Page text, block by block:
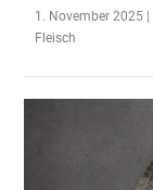
1. November 2025 |
Fleisch